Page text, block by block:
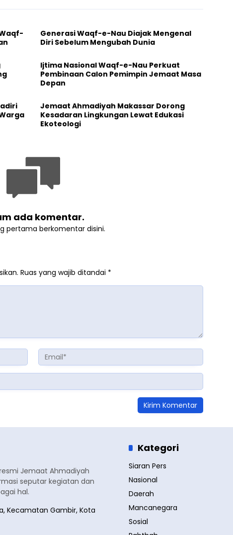
Generasi Waqf-e-Nau Diajak Mengenal
Diri Sebelum Mengubah Dunia
Ijtima Nasional Waqf-e-Nau Perkuat
Pembinaan Calon Pemimpin Jemaat Masa
Depan
Jemaat Ahmadiyah Makassar Dorong
Kesadaran Lingkungan Lewat Edukasi
Ekoteologi
ada komentar.
pertama berkomentar disini.
Ruas yang wajib ditandai *
Jemaat Ahmadiyah
seputar kegiatan dan
hal.
Kecamatan Gambir, Kota
Kategori
Siaran Pers
Nasional
Daerah
Mancanegara
Sosial